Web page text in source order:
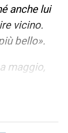
anche lui
vicino.
bello».
maggio,
NEWS